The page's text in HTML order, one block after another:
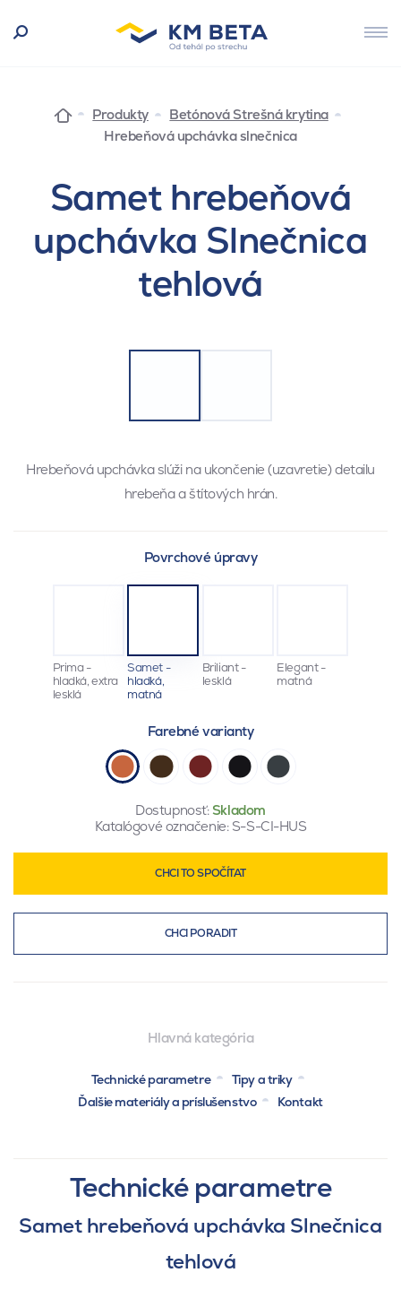
Produkty
Betónová Strešná krytina
Hrebeňová upchávka slnečnica
Samet hrebeňová
upchávka Slnečnica
tehlová
Hrebeňová upchávka slúži na ukončenie (uzavretie) detailu
hrebeňa a štítových hrán.
Povrchové úpravy
Prima -
hladká, extra
lesklá
Samet -
hladká,
matná
Briliant -
lesklá
Elegant -
matná
Farebné varianty
Dostupnosť:Skladom
Katalógové označenie: S-S-CI-HUS
CHCI TO SPOČÍTAT
CHCI PORADIT
Hlavná kategória
Technické parametre
Tipy a triky
Ďalšie materiály a príslušenstvo
Kontakt
Technické parametre
Samet hrebeňová upchávka Slnečnica
tehlová